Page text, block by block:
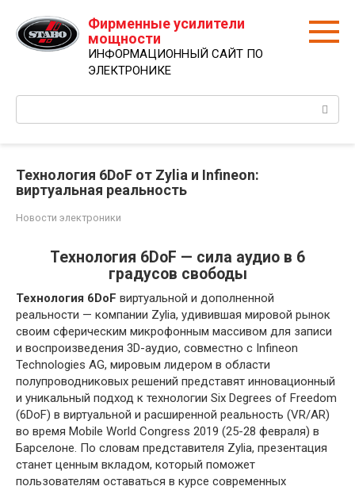
контенту
Фирменные усилители
мощности
ИНФОРМАЦИОННЫЙ САЙТ ПО
ЭЛЕКТРОНИКЕ
Поиск:
Технология 6DoF от Zylia и Infineon:
виртуальная реальность
Новости электроники
Технология 6DoF — сила аудио в 6
градусов свободы
Технология 6DoF виртуальной и дополненной
реальности — компании Zylia, удивившая мировой рынок
своим сферическим микрофонным массивом для записи
и воспроизведения 3D-аудио, совместно с Infineon
Technologies AG, мировым лидером в области
полупроводниковых решений представят инновационный
и уникальный подход к технологии Six Degrees of Freedom
(6DoF) в виртуальной и расширенной реальность (VR/AR)
во время Mobile World Congress 2019 (25-28 февраля) в
Барселоне. По словам представителя Zylia, презентация
станет ценным вкладом, который поможет
пользователям оставаться в курсе современных